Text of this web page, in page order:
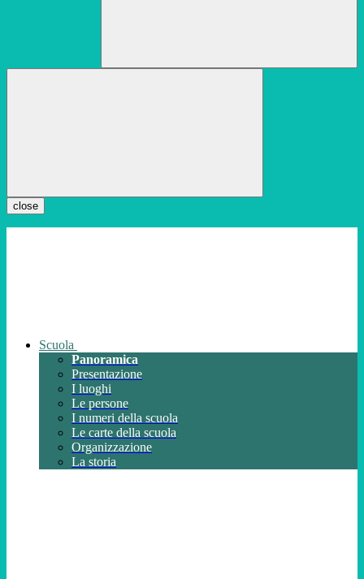
close
Scuola
Panoramica
Presentazione
I luoghi
Le persone
I numeri della scuola
Le carte della scuola
Organizzazione
La storia